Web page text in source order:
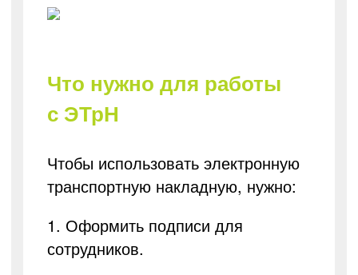
Что нужно для работы
с ЭТрН
Чтобы использовать электронную
транспортную накладную, нужно:
1. Оформить подписи для
сотрудников.